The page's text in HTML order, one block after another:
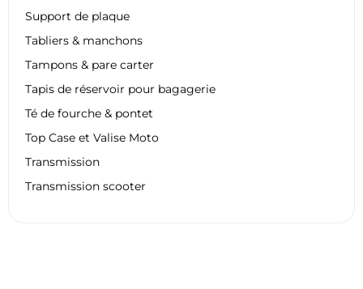
Support de plaque
Tabliers & manchons
Tampons & pare carter
Tapis de réservoir pour bagagerie
Té de fourche & pontet
Top Case et Valise Moto
Transmission
Transmission scooter